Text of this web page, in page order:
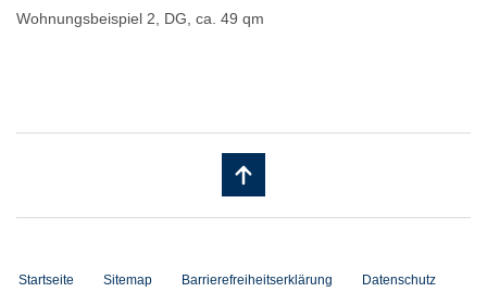
Wohnungsbeispiel 2, DG, ca. 49 qm
Startseite Sitemap Barrierefreiheitserklärung Datenschutz